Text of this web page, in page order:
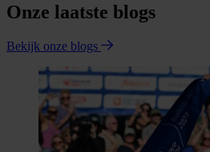
Onze laatste blogs
Bekijk onze blogs